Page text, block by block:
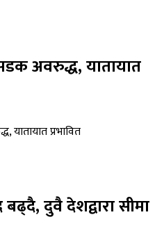
अवरुद्ध, यातायात
दुवै देशद्वारा सीमा